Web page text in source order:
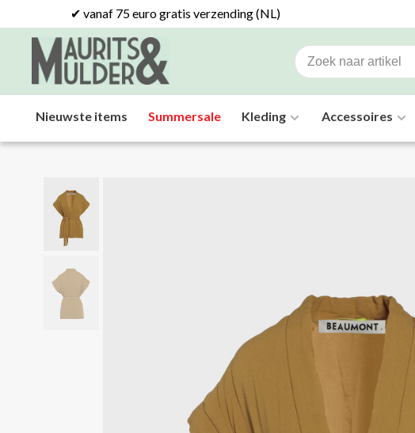
✔ vanaf 75 euro gratis verzending (NL)
Nieuwste items Summersale Kleding Accessoires